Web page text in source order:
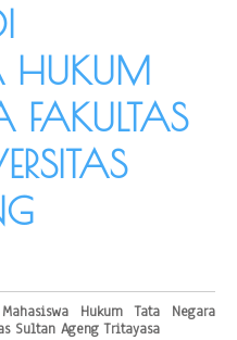
HUKUM
FAKULTAS
Hukum Tata Negara
Sultan Ageng Tritayasa